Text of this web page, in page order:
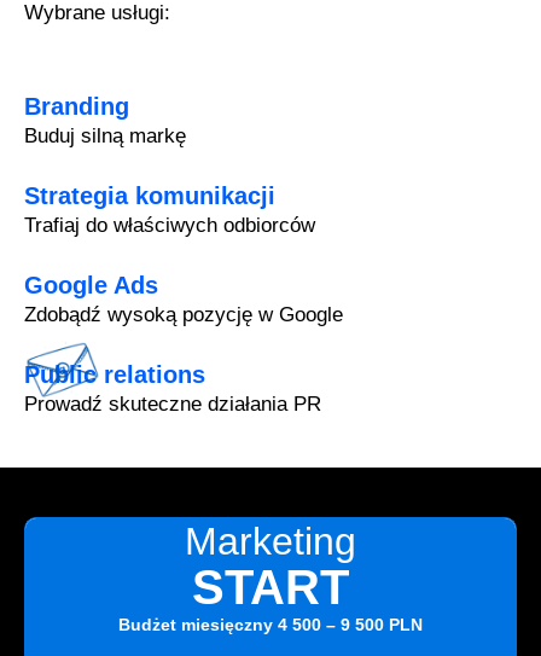
Wybrane usługi:
Branding
Buduj silną markę
Strategia komunikacji
Trafiaj do właściwych odbiorców
Google Ads
Zdobądź wysoką pozycję w Google
Public relations
Prowadź skuteczne działania PR
Marketing
START
Budżet miesięczny 4 500 – 9 500 PLN